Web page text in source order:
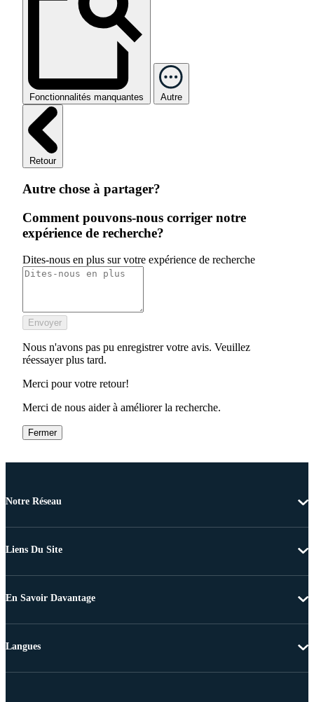
Fonctionnalités manquantes Autre
Retour
Autre chose à partager?
Comment pouvons-nous corriger notre
expérience de recherche?
Dites-nous en plus sur votre expérience de recherche
Envoyer
Nous n'avons pas pu enregistrer votre avis. Veuillez
réessayer plus tard.
Merci pour votre retour!
Merci de nous aider à améliorer la recherche.
Fermer
Notre Réseau
Liens Du Site
En Savoir Davantage
Langues